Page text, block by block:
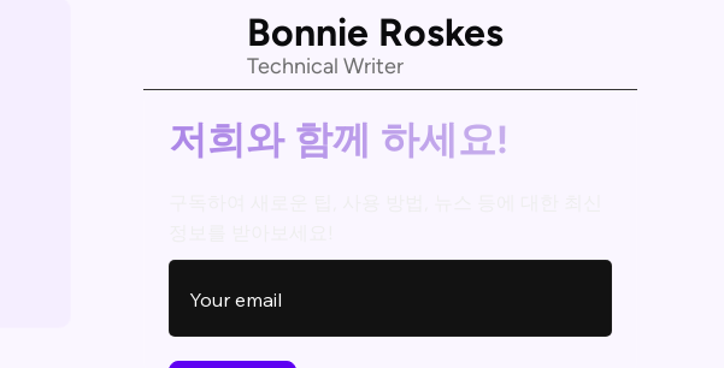
Bonnie Roskes
Technical Writer
저희와 함께 하세요!